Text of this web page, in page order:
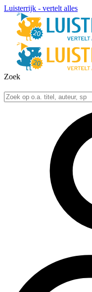
Luisterrijk - vertelt alles
Zoek